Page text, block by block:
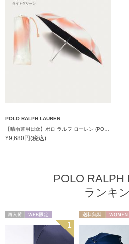
POLO RALPH LAUREN
¥9,680円(税込)
POLO RALPH
ランキ
1